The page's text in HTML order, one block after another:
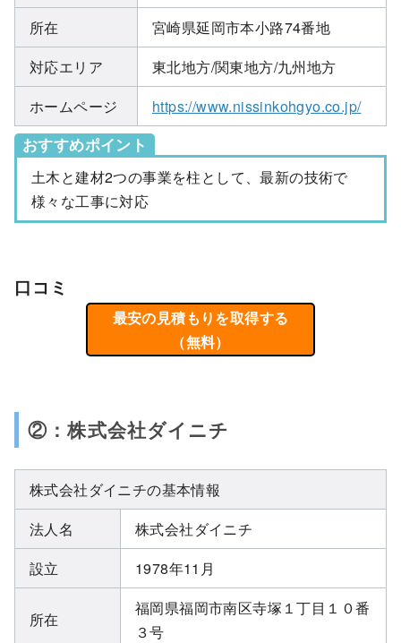
所在
宮崎県延岡市本小路74番地
対応エリア
東北地方/関東地方/九州地方
ホームページ
https://www.nissinkohgyo.co.jp/
おすすめポイント
土木と建材2つの事業を柱として、最新の技術で
様々な工事に対応
口コミ
最安の見積もりを取得する
（無料）
②：株式会社ダイニチ
株式会社ダイニチの基本情報
法人名
株式会社ダイニチ
設立
1978年11月
所在
福岡県福岡市南区寺塚１丁目１０番
３号